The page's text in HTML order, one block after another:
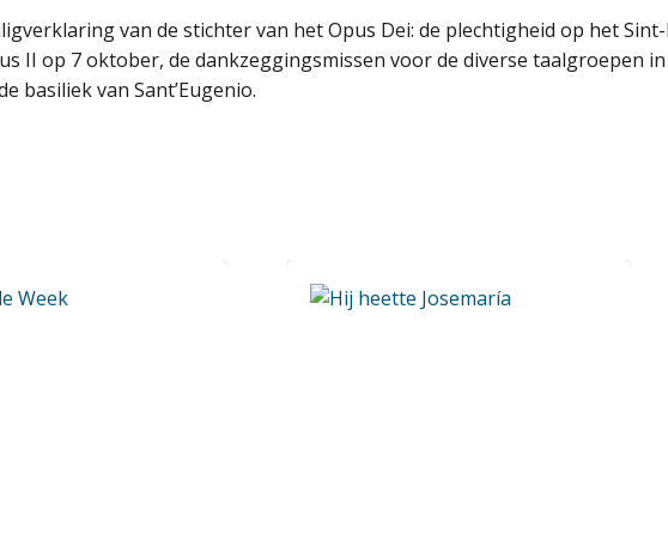
van de stichter van het Opus Dei: de plechtigheid op het
II op 7 oktober, de dankzeggingsmissen voor de diverse taalgroepen
basiliek van Sant’Eugenio.